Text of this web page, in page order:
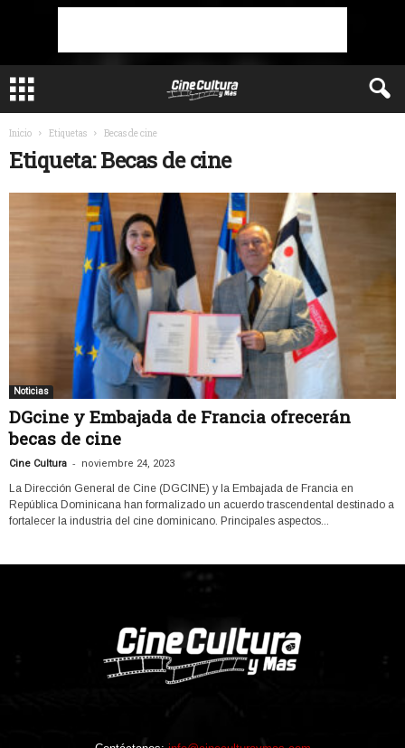
Inicio Etiquetas Becas de cine
Etiqueta: Becas de cine
Noticias
DGcine y Embajada de Francia ofrecerán
becas de cine
Cine Cultura - noviembre 24, 2023
La Dirección General de Cine (DGCINE) y la Embajada de Francia en
República Dominicana han formalizado un acuerdo trascendental destinado a
fortalecer la industria del cine dominicano. Principales aspectos...